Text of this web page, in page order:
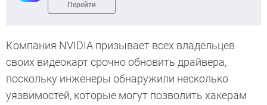
Перейти
Компания NVIDIA призывает всех владельцев
своих видеокарт срочно обновить драйвера,
поскольку инженеры обнаружили несколько
уязвимостей, которые могут позволить хакерам